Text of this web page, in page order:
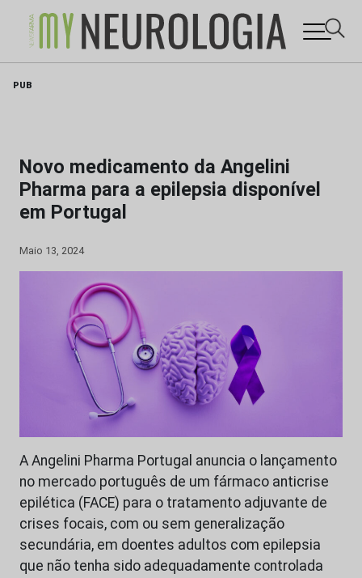
PUB
Novo medicamento da Angelini
Pharma para a epilepsia disponível
em Portugal
Maio 13, 2024
A Angelini Pharma Portugal anuncia o lançamento
no mercado português de um fármaco anticrise
epilética (FACE) para o tratamento adjuvante de
crises focais, com ou sem generalização
secundária, em doentes adultos com epilepsia
que não tenha sido adequadamente controlada